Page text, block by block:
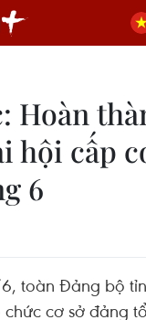
Hoàn
hội cấp
6
toàn Đảng bộ
cơ sở đảng